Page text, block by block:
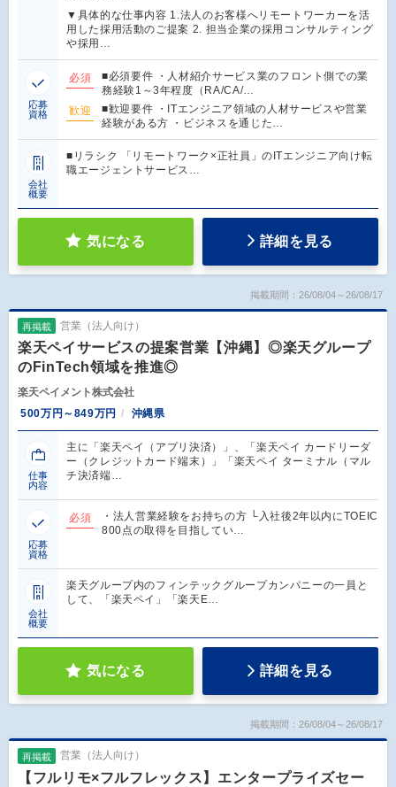
▼具体的な仕事内容 1.法人のお客様へリモートワーカーを活
用した採用活動のご提案 2. 担当企業の採用コンサルティング
や採用…
応募
資格
必須
■必須要件 ・人材紹介サービス業のフロント側での業
務経験1～3年程度（RA/CA/…
歓迎
■歓迎要件 ・ITエンジニア領域の人材サービスや営業
経験がある方 ・ビジネスを通じた…
会社
概要
■リラシク 「リモートワーク×正社員」のITエンジニア向け転
職エージェントサービス…
気になる 詳細を見る
掲載期間：26/08/04～26/08/17
再掲載 営業（法人向け）
楽天ペイサービスの提案営業【沖縄】◎楽天グループ
のFinTech領域を推進◎
楽天ペイメント株式会社
500万円～849万円
沖縄県
仕事
内容
主に「楽天ペイ（アプリ決済）」、「楽天ペイ カードリーダ
ー（クレジットカード端末）」「楽天ペイ ターミナル（マル
チ決済端…
応募
資格
必須
・法人営業経験をお持ちの方 └入社後2年以内にTOEIC
800点の取得を目指してい…
会社
概要
楽天グループ内のフィンテックグループカンパニーの一員と
して、「楽天ペイ」「楽天E…
気になる 詳細を見る
掲載期間：26/08/04～26/08/17
再掲載 営業（法人向け）
【フルリモ×フルフレックス】エンタープライズセー